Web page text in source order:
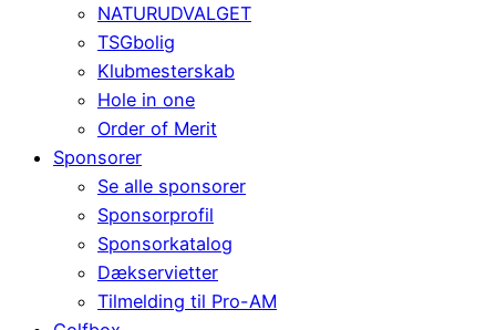
NATURUDVALGET
TSGbolig
Klubmesterskab
Hole in one
Order of Merit
Sponsorer
Se alle sponsorer
Sponsorprofil
Sponsorkatalog
Dækservietter
Tilmelding til Pro-AM